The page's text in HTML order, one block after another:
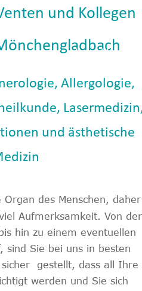
Allergologie,
und ästhetische
Organ des Menschen,
Aufmerksamkeit. Von
hin zu einem eventuellen
sind Sie bei uns in besten
gestellt, dass all Ihre
werden und Sie sich
und Kollegen